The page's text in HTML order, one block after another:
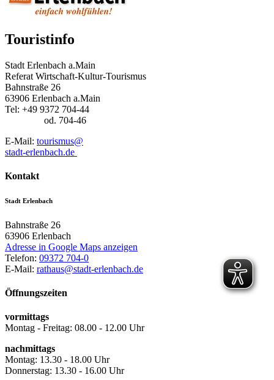
Touristinfo
Stadt Erlenbach a.Main
Referat Wirtschaft-Kultur-Tourismus
Bahnstraße 26
63906 Erlenbach a.Main
Tel: +49 9372 704-44
od. 704-46
E-Mail: tourismus@
stadt-erlenbach.de
Kontakt
Stadt Erlenbach
Bahnstraße 26
63906 Erlenbach
Adresse in Google Maps anzeigen
Telefon: 09372 704-0
E-Mail: rathaus@stadt-erlenbach.de
Öffnungszeiten
vormittags
Montag - Freitag: 08.00 - 12.00 Uhr
nachmittags
Montag: 13.30 - 18.00 Uhr
Donnerstag: 13.30 - 16.00 Uhr